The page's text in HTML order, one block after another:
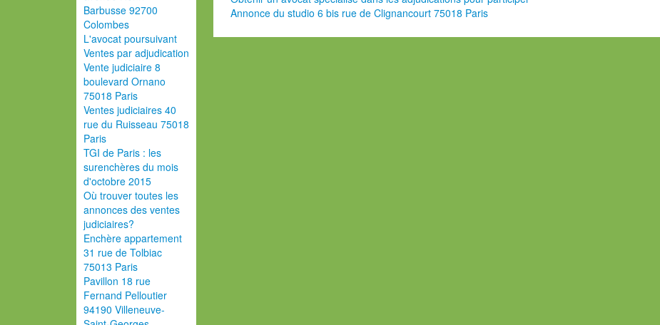
Barbusse 92700
Colombes
L'avocat poursuivant
Ventes par adjudication
Vente judiciaire 8
boulevard Ornano
75018 Paris
Ventes judiciaires 40
rue du Ruisseau 75018
Paris
TGI de Paris : les
surenchères du mois
d'octobre 2015
Où trouver toutes les
annonces des ventes
judiciaires?
Enchère appartement
31 rue de Tolbiac
75013 Paris
Pavillon 18 rue
Fernand Pelloutier
94190 Villeneuve-
Annonce du studio 6 bis rue de Clignancourt 75018 Paris